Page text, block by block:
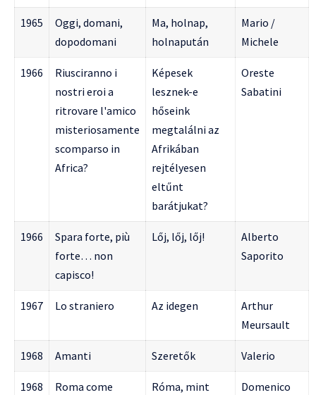
1965
Oggi, domani,
dopodomani
Ma, holnap,
holnapután
Mario /
Michele
1966
Riusciranno i
nostri eroi a
ritrovare l'amico
misteriosamente
scomparso in
Africa?
Képesek
lesznek-e
hőseink
megtalálni az
Afrikában
rejtélyesen
eltűnt
barátjukat?
Oreste
Sabatini
1966
Spara forte, più
forte… non
capisco!
Lőj, lőj, lőj!
Alberto
Saporito
1967 Lo straniero Az idegen
Arthur
Meursault
1968 Amanti Szeretők Valerio
1968
Roma come
Róma, mint
Domenico